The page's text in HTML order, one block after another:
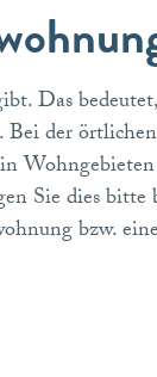
Das
Bei der örtlichen
Sie dies bitte
bzw.